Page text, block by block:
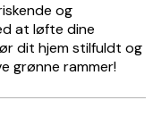
og
at løfte dine
dit hjem stilfuldt og
grønne rammer!